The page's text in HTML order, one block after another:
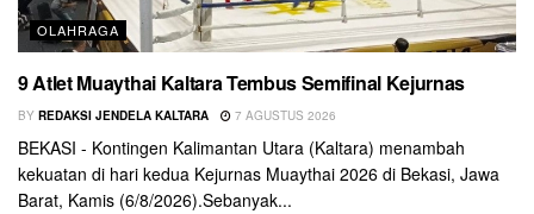
OLAHRAGA
9 Atlet Muaythai Kaltara Tembus Semifinal Kejurnas
BY REDAKSI JENDELA KALTARA 7 AGUSTUS 2026
BEKASI - Kontingen Kalimantan Utara (Kaltara) menambah
kekuatan di hari kedua Kejurnas Muaythai 2026 di Bekasi, Jawa
Barat, Kamis (6/8/2026).Sebanyak...